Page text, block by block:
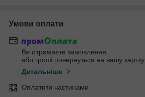
Умови оплати
Ви отримаєте замовлення
або гроші повернуться на вашу картку
Детальніше
Оплатити частинами